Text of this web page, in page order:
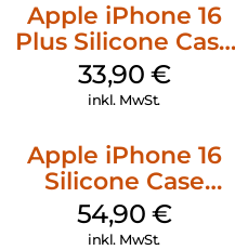
Apple iPhone 16
Plus Silicone Case
MagSafe Lake
Green
33,90 €
inkl. MwSt.
Apple iPhone 16
Silicone Case
MagSafe Black
54,90 €
inkl. MwSt.